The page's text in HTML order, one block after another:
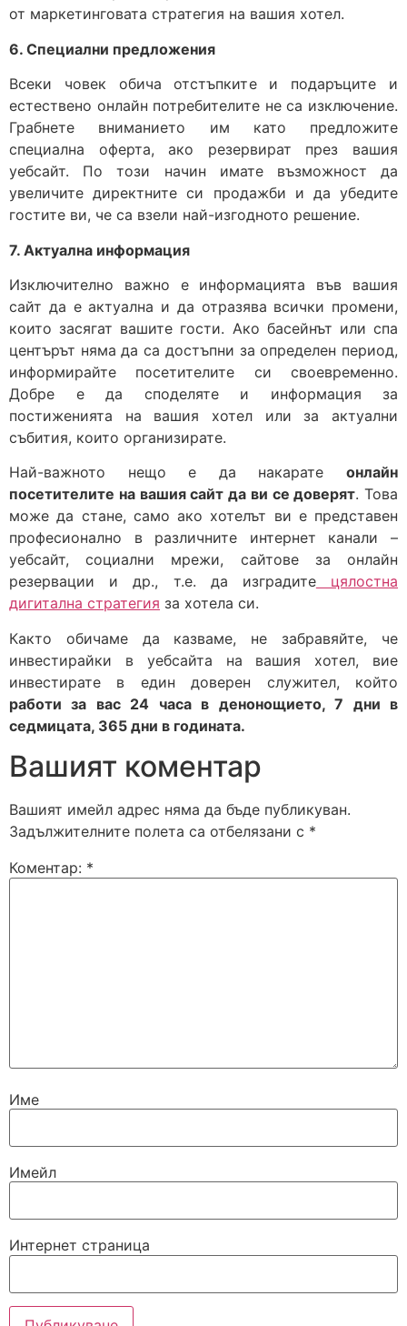
от маркетинговата стратегия на вашия хотел.
6. Специални предложения
Всеки човек обича отстъпките и подаръците и
естествено онлайн потребителите не са изключение.
Грабнете вниманието им като предложите
специална оферта, ако резервират през вашия
уебсайт. По този начин имате възможност да
увеличите директните си продажби и да убедите
гостите ви, че са взели най-изгодното решение.
7. Актуална информация
Изключително важно е информацията във вашия
сайт да е актуална и да отразява всички промени,
които засягат вашите гости. Ако басейнът или спа
центърът няма да са достъпни за определен период,
информирайте посетителите си своевременно.
Добре е да споделяте и информация за
постиженията на вашия хотел или за актуални
събития, които организирате.
Най-важното нещо е да накарате онлайн
посетителите на вашия сайт да ви се доверят. Това
може да стане, само ако хотелът ви е представен
професионално в различните интернет канали –
уебсайт, социални мрежи, сайтове за онлайн
резервации и др., т.е. да изградитецялостна
дигитална стратегия за хотела си.
Както обичаме да казваме, не забравяйте, че
инвестирайки в уебсайта на вашия хотел, вие
инвестирате в един доверен служител, който
работи за вас 24 часа в денонощието, 7 дни в
седмицата, 365 дни в годината.
Вашият коментар
Вашият имейл адрес няма да бъде публикуван.
Задължителните полета са отбелязани с *
Коментар: *
Име
Имейл
Интернет страница